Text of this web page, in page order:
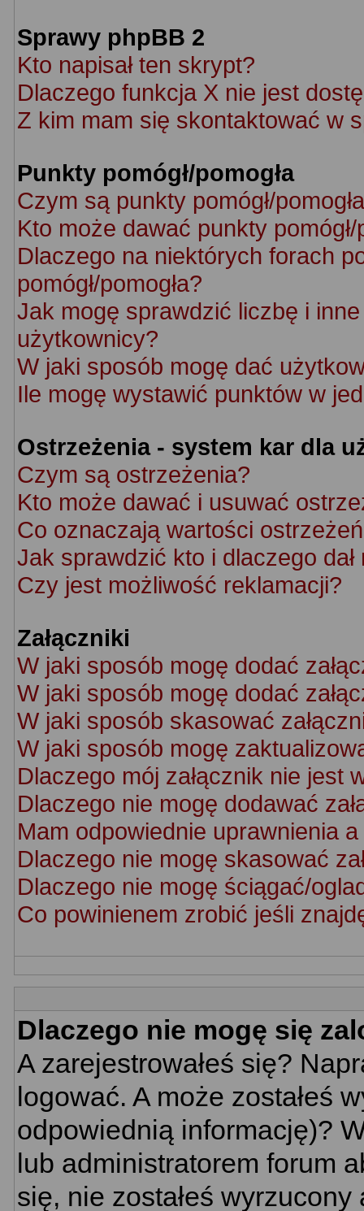
Sprawy phpBB 2
Kto napisał ten skrypt?
Dlaczego funkcja X nie jest
Z kim mam się skontaktować w
Punkty pomógł/pomogła
Czym są punkty pomógł/
Kto może dawać punkty pomógł/
Dlaczego na niektórych forach
pomógł/pomogła?
Jak mogę sprawdzić liczbę i
użytkownicy?
W jaki sposób mogę dać
Ile mogę wystawić punktów w
Ostrzeżenia - system kar dla
Czym są ostrzeżenia?
Kto może dawać i usuwać
Co oznaczają wartości
Jak sprawdzić kto i dlaczego
Czy jest możliwość reklamacji?
Załączniki
W jaki sposób mogę dodać
W jaki sposób mogę dodać
W jaki sposób skasować
W jaki sposób mogę
Dlaczego mój załącznik nie jest
Dlaczego nie mogę dodawać
Mam odpowiednie uprawnienia
Dlaczego nie mogę skasować
Dlaczego nie mogę ściągać/
Co powinienem zrobić jeśli
Dlaczego nie mogę się
A zarejestrowałeś się?
logować. A może zostałeś
odpowiednią informację)?
lub administratorem forum
się, nie zostałeś